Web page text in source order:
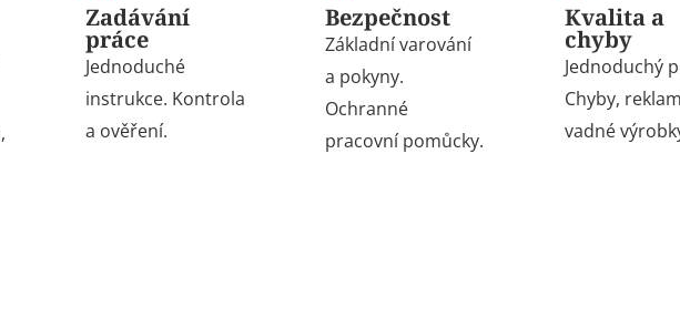
Zadávání
práce
Jednoduché
instrukce. Kontrola
a ověření.
Bezpečnost
Základní varování
a pokyny.
Ochranné
pracovní pomůcky.
Kvalita a
chyby
Jednoduchý
Chyby,
vadné